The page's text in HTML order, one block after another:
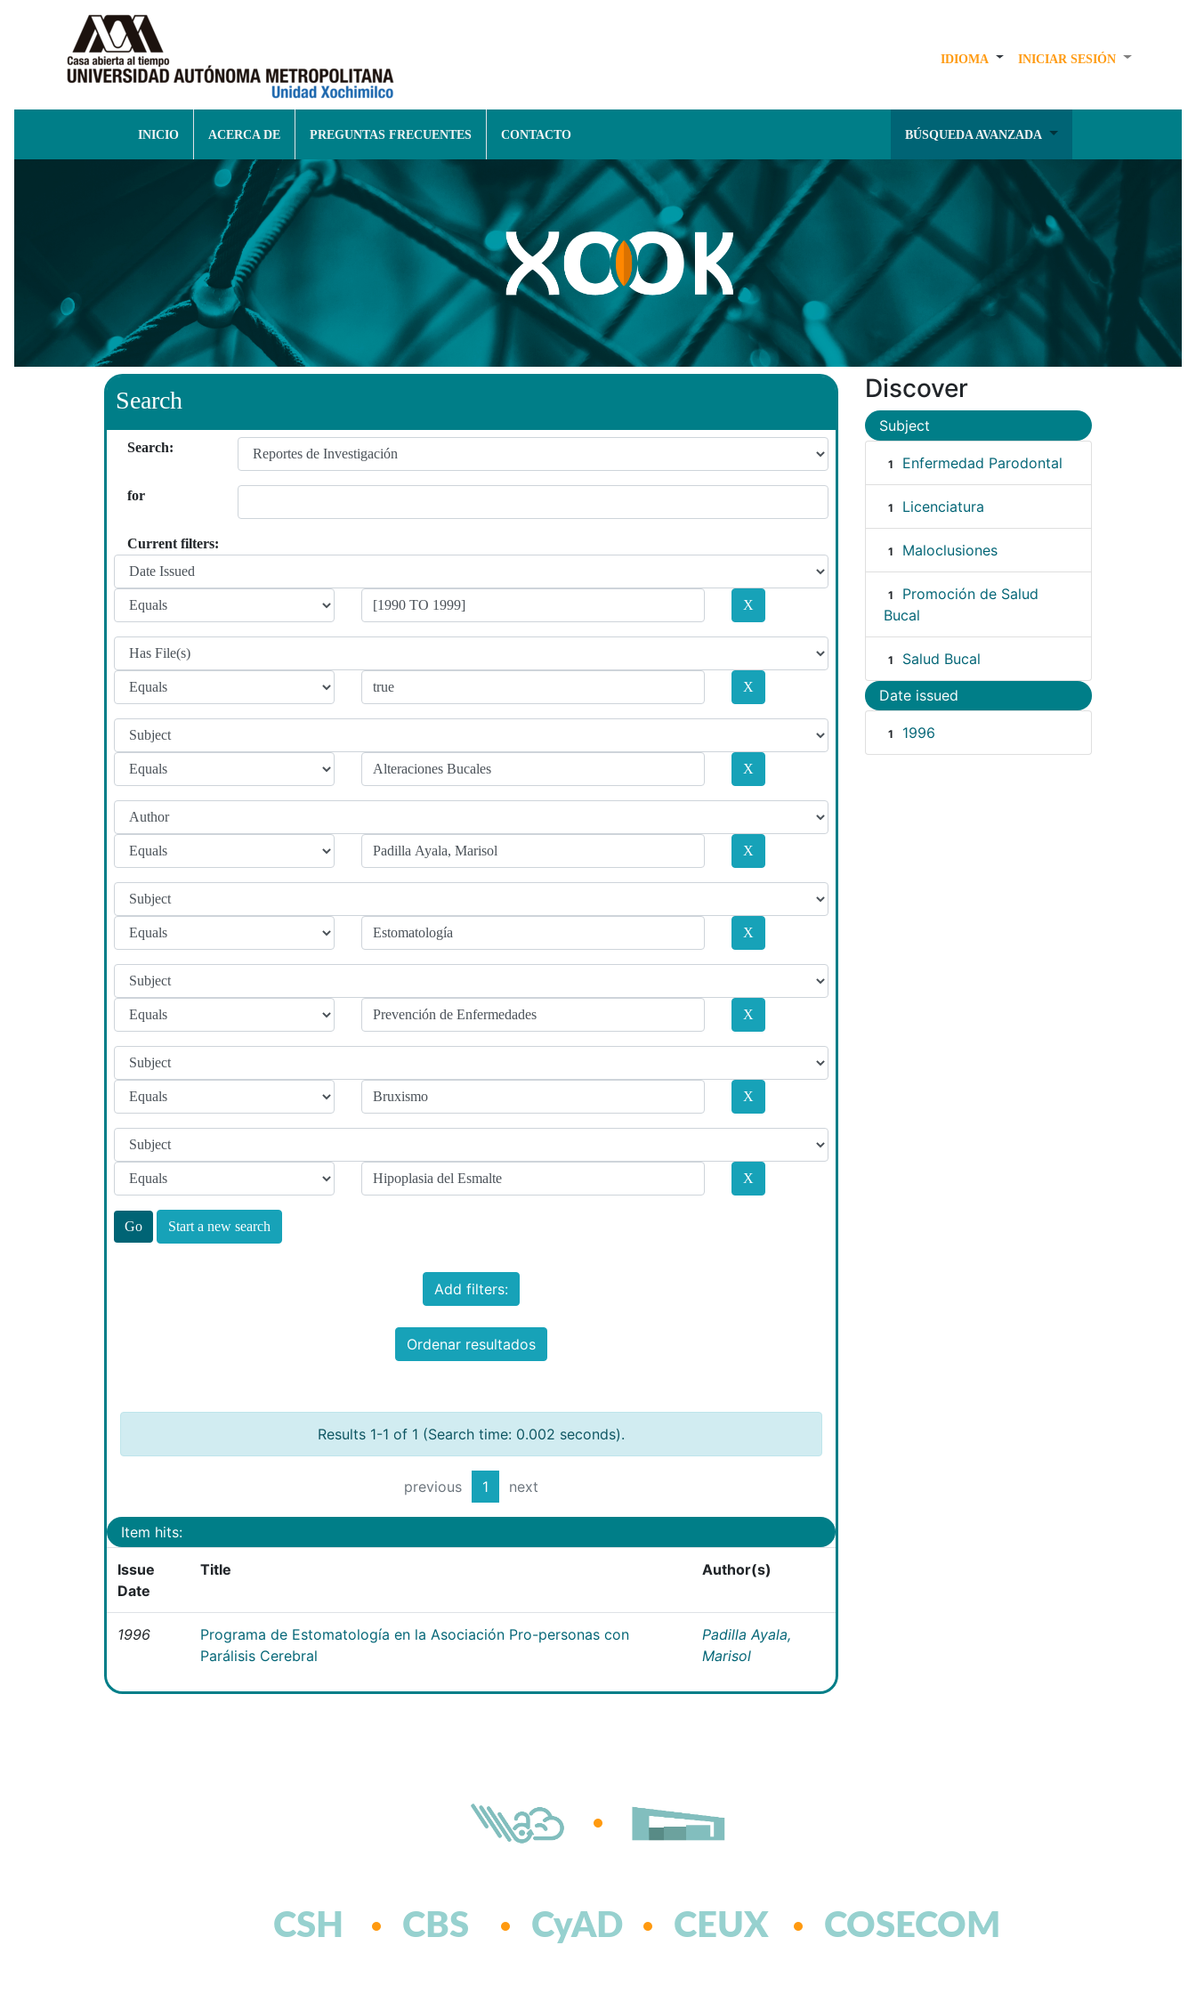
IDIOMA INICIAR SESIÓN
INICIO ACERCA DE PREGUNTAS FRECUENTES CONTACTO BÚSQUEDA AVANZADA
Search
Search:
for
Current filters:
Start a new search
Add filters:
Ordenar resultados
Results 1-1 of 1 (Search time: 0.002 seconds).
previous 1 next
Item hits:
Issue
Date
Title Author(s)
1996
Programa de Estomatología en la Asociación Pro-personas con
Parálisis Cerebral
Padilla Ayala,
Marisol
Discover
Subject
1 Enfermedad Parodontal
1 Licenciatura
1 Maloclusiones
1
Promoción de Salud
Bucal
1 Salud Bucal
Date issued
1 1996
CSH CBS CyAD CEUX COSECOM